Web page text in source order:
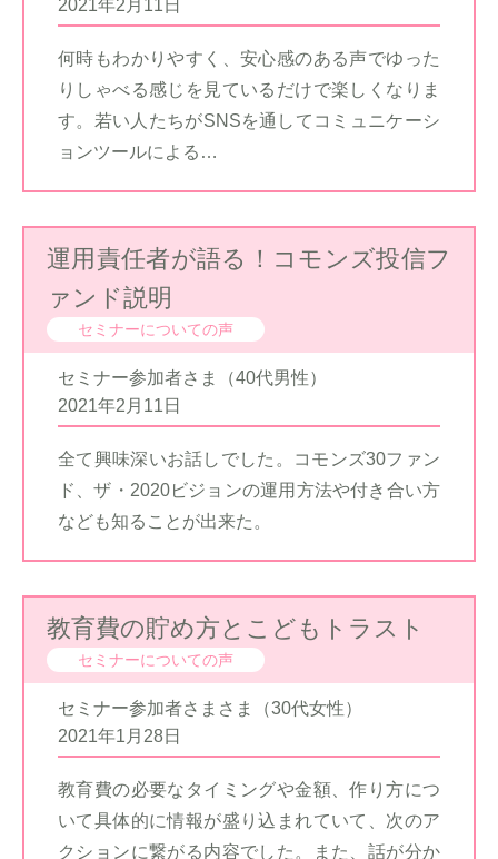
2021年2月11日
何時もわかりやすく、安心感のある声でゆった
りしゃべる感じを見ているだけで楽しくなりま
す。若い人たちがSNSを通してコミュニケーシ
ョンツールによる…
運用責任者が語る！コモンズ投信フ
ァンド説明
セミナーについての声
セミナー参加者さま（40代男性）
2021年2月11日
全て興味深いお話しでした。コモンズ30ファン
ド、ザ・2020ビジョンの運用方法や付き合い方
なども知ることが出来た。
教育費の貯め方とこどもトラスト
セミナーについての声
セミナー参加者さまさま（30代女性）
2021年1月28日
教育費の必要なタイミングや金額、作り方につ
いて具体的に情報が盛り込まれていて、次のア
クションに繋がる内容でした。また、話が分か